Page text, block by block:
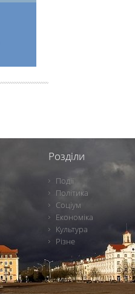
Розділи
Події
Політика
Соціум
Економіка
Культура
Різне